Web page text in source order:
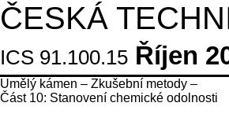
ČESKÁ
ICS 91.100.15 Říjen
Umělý kámen – Zkušební metody –
Část 10: Stanovení chemické odolnosti